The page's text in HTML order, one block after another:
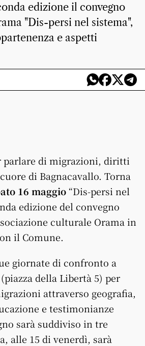
edizione il convegno
"Dis-persi nel sistema",
e aspetti
parlare di migrazioni, diritti
di Bagnacavallo. Torna
16 maggio “Dis-persi nel
edizione del convegno
culturale Orama in
il Comune.
giornate di confronto a
(piazza della Libertà 5) per
attraverso geografia,
e testimonianze
sarà suddiviso in tre
alle 15 di venerdì, sarà